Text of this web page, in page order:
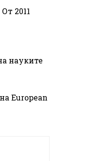
2011
науките
European